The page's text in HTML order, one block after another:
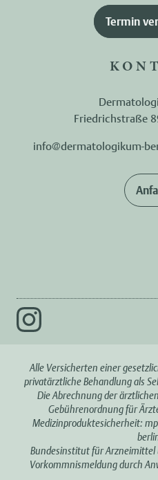
Termin
Friedrichstraße
info@dermatologikum-
Alle Versicherten einer
privatärztliche Behandlung als
Die Abrechnung der
Gebührenordnung für
Medizinproduktesicherheit:
Bundesinstitut für Arzneimittel
Vorkommnismeldung durch